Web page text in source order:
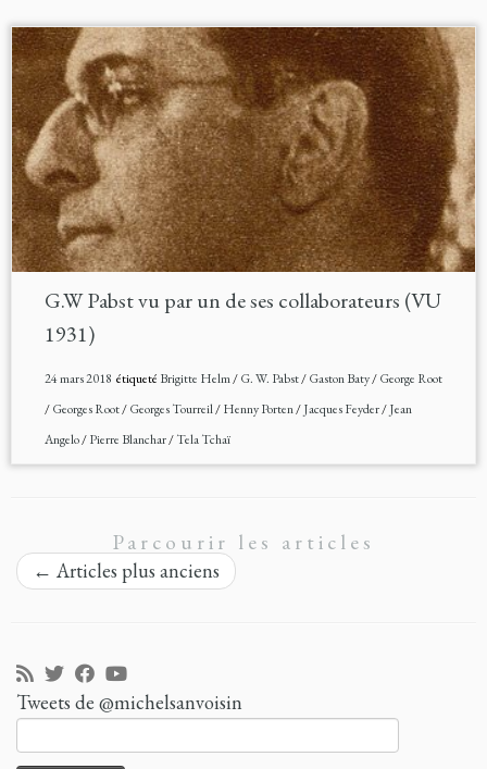
G.W Pabst vu par un de ses collaborateurs (VU
1931)
24 mars 2018 étiqueté Brigitte Helm/G. W. Pabst/Gaston Baty/George Root
/Georges Root/Georges Tourreil/Henny Porten/Jacques Feyder/Jean
Angelo/Pierre Blanchar/Tela Tchaï
Parcourir les articles
← Articles plus anciens
Tweets de @michelsanvoisin